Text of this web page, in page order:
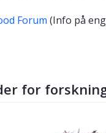
Forum (Info på
for